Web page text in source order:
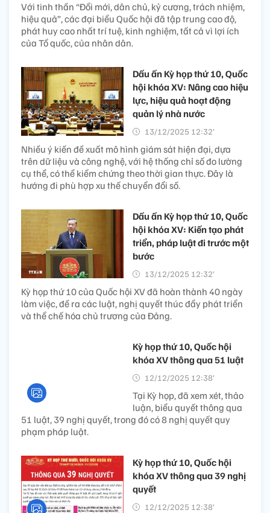
Với tinh thần “Đổi mới, dân chủ, kỷ cương, trách nhiệm,
hiệu quả”, các đại biểu Quốc hội đã tập trung cao độ,
phát huy cao nhất trí tuệ, kinh nghiệm, tất cả vì lợi ích
của Tổ quốc, của nhân dân.
Dấu ấn Kỳ họp thứ 10, Quốc
hội khóa XV: Nâng cao hiệu
lực, hiệu quả hoạt động
quản lý nhà nước
13/12/2025 12:32’
Nhiều ý kiến đề xuất mô hình giám sát hiện đại, dựa
trên dữ liệu và công nghệ, với hệ thống chỉ số đo lường
cụ thể, có thể kiểm chứng theo thời gian thực. Đây là
hướng đi phù hợp xu thế chuyển đổi số.
Dấu ấn Kỳ họp thứ 10, Quốc
hội khóa XV: Kiến tạo phát
triển, pháp luật đi trước một
bước
13/12/2025 12:32’
Kỳ họp thứ 10 của Quốc hội XV đã hoàn thành 40 ngày
làm việc, đề ra các luật, nghị quyết thúc đẩy phát triển
và thể chế hóa chủ trương của Đảng.
Kỳ họp thứ 10, Quốc hội
khóa XV thông qua 51 luật
12/12/2025 12:38’
Tại Kỳ họp, đã xem xét, thảo
luận, biểu quyết thông qua
51 luật, 39 nghị quyết, trong đó có 8 nghị quyết quy
phạm pháp luật.
Kỳ họp thứ 10, Quốc hội
khóa XV thông qua 39 nghị
quyết
12/12/2025 12:38’